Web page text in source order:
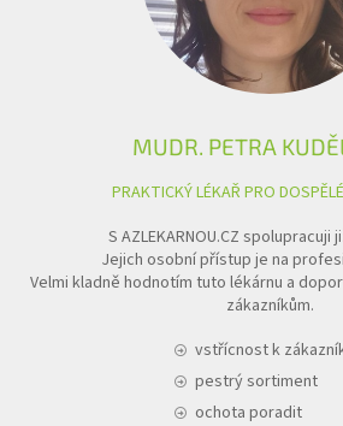
MUDR. PETRA
PRAKTICKÝ LÉKAŘ PRO
S AZLEKARNOU.CZ spolupracuji
Jejich osobní přístup je na
Velmi kladně hodnotím tuto lékárnu a
zákazníkům.
vstřícnost k
pestrý sortiment
ochota poradit